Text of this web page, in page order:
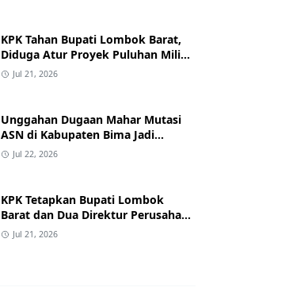
KPK Tahan Bupati Lombok Barat,
Diduga Atur Proyek Puluhan Miliar
dan Terima Alphard hingga Uang
Jul 21, 2026
Unggahan Dugaan Mahar Mutasi
ASN di Kabupaten Bima Jadi
Sorotan
Jul 22, 2026
KPK Tetapkan Bupati Lombok
Barat dan Dua Direktur Perusahaan
sebagai Tersangka Dugaan Suap
Jul 21, 2026